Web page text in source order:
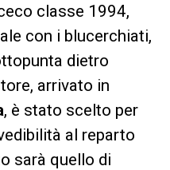
classe 1994,
con i blucerchiati,
dietro
arrivato in
, è stato scelto per
al reparto
sarà quello di